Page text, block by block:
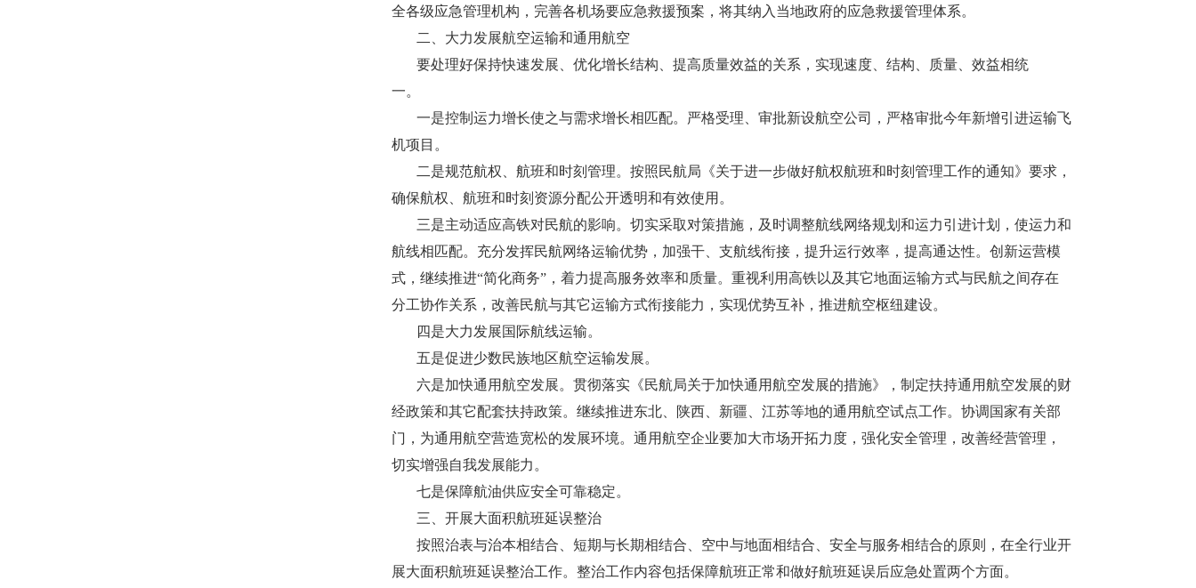
全各级应急管理机构，完善各机场要应急救援预案，将其纳入当地政府的应急救援管理体系。
二、大力发展航空运输和通用航空
要处理好保持快速发展、优化增长结构、提高质量效益的关系，实现速度、结构、质量、效益相统
一。
一是控制运力增长使之与需求增长相匹配。严格受理、审批新设航空公司，严格审批今年新增引进运输飞
机项目。
二是规范航权、航班和时刻管理。按照民航局《关于进一步做好航权航班和时刻管理工作的通知》要求，
确保航权、航班和时刻资源分配公开透明和有效使用。
三是主动适应高铁对民航的影响。切实采取对策措施，及时调整航线网络规划和运力引进计划，使运力和
航线相匹配。充分发挥民航网络运输优势，加强干、支航线衔接，提升运行效率，提高通达性。创新运营模
式，继续推进“简化商务”，着力提高服务效率和质量。重视利用高铁以及其它地面运输方式与民航之间存在
分工协作关系，改善民航与其它运输方式衔接能力，实现优势互补，推进航空枢纽建设。
四是大力发展国际航线运输。
五是促进少数民族地区航空运输发展。
六是加快通用航空发展。贯彻落实《民航局关于加快通用航空发展的措施》，制定扶持通用航空发展的财
经政策和其它配套扶持政策。继续推进东北、陕西、新疆、江苏等地的通用航空试点工作。协调国家有关部
门，为通用航空营造宽松的发展环境。通用航空企业要加大市场开拓力度，强化安全管理，改善经营管理，
切实增强自我发展能力。
七是保障航油供应安全可靠稳定。
三、开展大面积航班延误整治
按照治表与治本相结合、短期与长期相结合、空中与地面相结合、安全与服务相结合的原则，在全行业开
展大面积航班延误整治工作。整治工作内容包括保障航班正常和做好航班延误后应急处置两个方面。